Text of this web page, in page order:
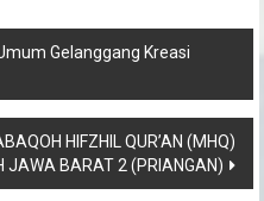
Gelanggang Kreasi
HIFZHIL QUR’AN (MHQ)
JAWA BARAT 2 (PRIANGAN)